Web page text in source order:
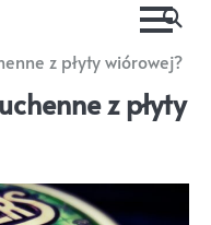
z płyty wiórowej?
z płyty